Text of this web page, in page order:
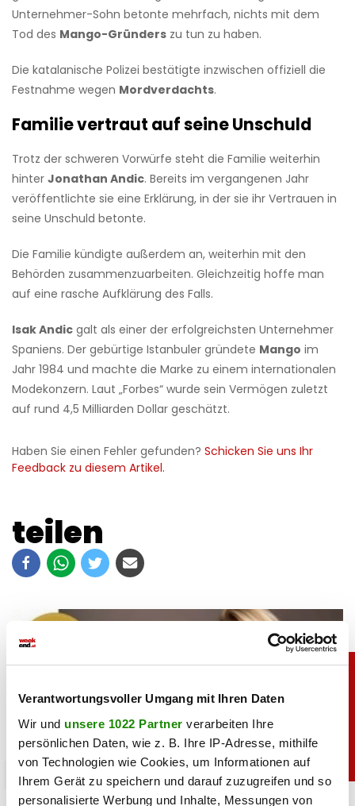
Verantwortungsvoller Umgang mit Ihren Daten
Wir und unsere 1022 Partner verarbeiten Ihre
persönlichen Daten, wie z. B. Ihre IP-Adresse, mithilfe
von Technologien wie Cookies, um Informationen auf
Ihrem Gerät zu speichern und darauf zuzugreifen und so
personalisierte Werbung und Inhalte, Messungen von
Unternehmer-Sohn betonte mehrfach, nichts mit dem
Tod des Mango-Gründers zu tun zu haben.
Die katalanische Polizei bestätigte inzwischen offiziell die
Festnahme wegen Mordverdachts.
Familie vertraut auf seine Unschuld
Trotz der schweren Vorwürfe steht die Familie weiterhin
hinter Jonathan Andic. Bereits im vergangenen Jahr
veröffentlichte sie eine Erklärung, in der sie ihr Vertrauen in
seine Unschuld betonte.
Die Familie kündigte außerdem an, weiterhin mit den
Behörden zusammenzuarbeiten. Gleichzeitig hoffe man
auf eine rasche Aufklärung des Falls.
Isak Andic galt als einer der erfolgreichsten Unternehmer
Spaniens. Der gebürtige Istanbuler gründete Mango im
Jahr 1984 und machte die Marke zu einem internationalen
Modekonzern. Laut „Forbes“ wurde sein Vermögen zuletzt
auf rund 4,5 Milliarden Dollar geschätzt.
Haben Sie einen Fehler gefunden? Schicken Sie uns Ihr
Feedback zu diesem Artikel.
teilen
moments